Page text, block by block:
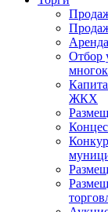
Отбор
ЖКХ